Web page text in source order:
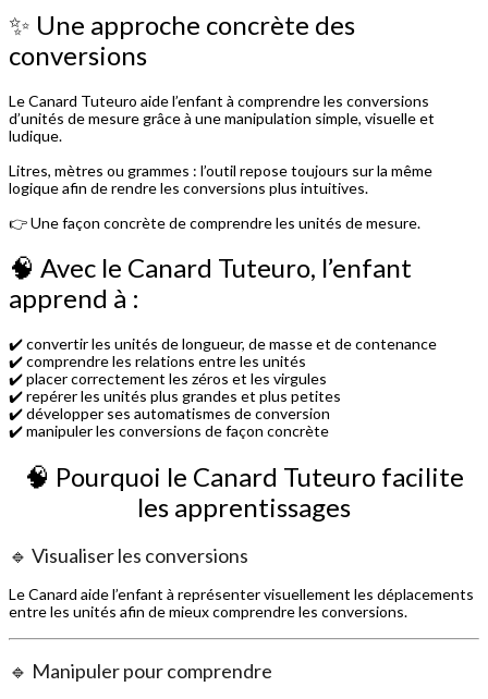
✨ Une approche concrète des
conversions
Le Canard Tuteuro aide l’enfant à comprendre les conversions
d’unités de mesure grâce à une manipulation simple, visuelle et
ludique.
Litres, mètres ou grammes : l’outil repose toujours sur la même
logique afin de rendre les conversions plus intuitives.
👉 Une façon concrète de comprendre les unités de mesure.
🧠 Avec le Canard Tuteuro, l’enfant
apprend à :
✔️ convertir les unités de longueur, de masse et de contenance
✔️ comprendre les relations entre les unités
✔️ placer correctement les zéros et les virgules
✔️ repérer les unités plus grandes et plus petites
✔️ développer ses automatismes de conversion
✔️ manipuler les conversions de façon concrète
🧠 Pourquoi le Canard Tuteuro facilite
les apprentissages
🔹 Visualiser les conversions
Le Canard aide l’enfant à représenter visuellement les déplacements
entre les unités afin de mieux comprendre les conversions.
🔹 Manipuler pour comprendre